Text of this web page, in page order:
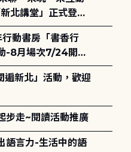
新北講堂」正式登
-8月場次7/24開始
步走~閱讀活動推廣
語言力-生活中的語